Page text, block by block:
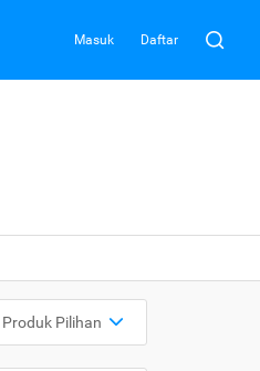
Masuk Daftar
Produk Pilihan